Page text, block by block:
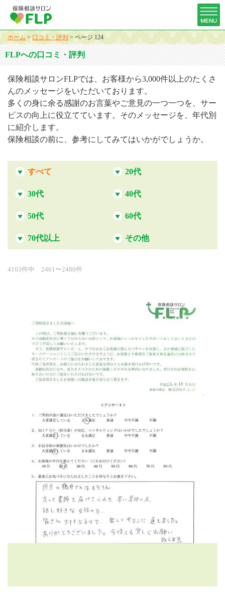
ホーム > 口コミ・評判 > ページ 124
FLPへの口コミ・評判
保険相談サロンFLPでは、お客様から3,000件以上のたくさ
んのメッセージをいただいております。
多くの身に余る感謝のお言葉やご意見の一つ一つを、サー
ビスの向上に役立てています。そのメッセージを、年代別
に紹介します。
保険相談の前に、参考にしてみてはいかがでしょうか。
すべて 20代
30代 40代
50代 60代
70代以上 その他
4103件中 2461〜2480件